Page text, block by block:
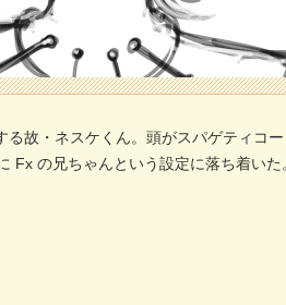
る故・ネスケくん。頭がスパゲティコ
Fx の兄ちゃんという設定に落ち着いた